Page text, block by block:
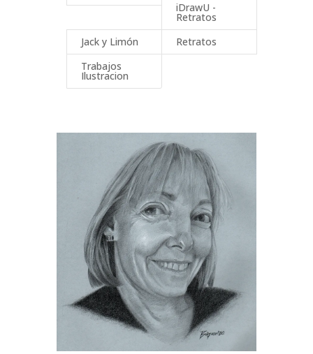
iDrawU -
Retratos
Jack y Limón
Retratos
Trabajos
Ilustracion